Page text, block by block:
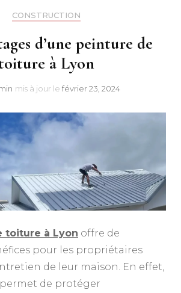
CONSTRUCTION
d’une peinture de
à Lyon
mis à jour le février 23, 2024
toiture à Lyon offre de
pour les propriétaires
de leur maison. En effet,
de protéger